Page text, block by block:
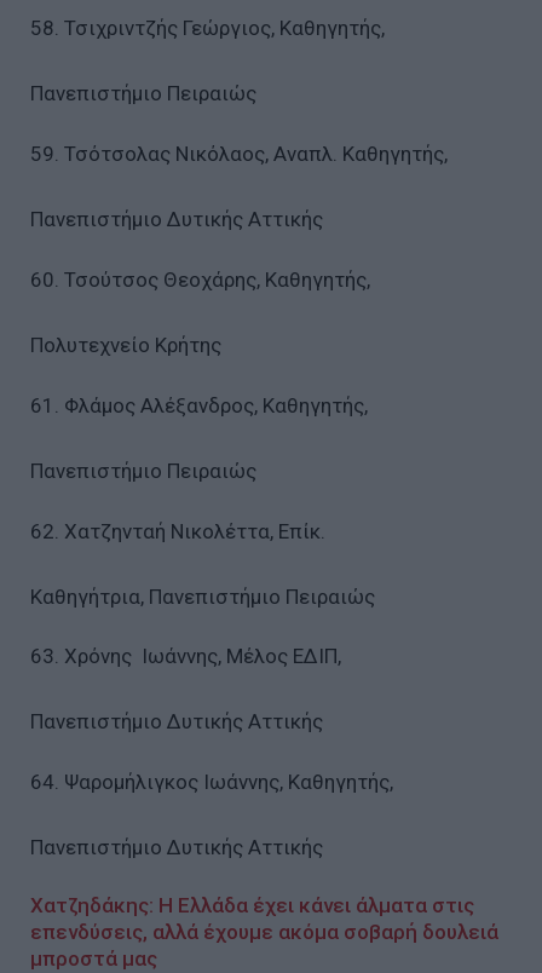
58. Τσιχριντζής Γεώργιος, Καθηγητής,
Πανεπιστήμιο Πειραιώς
59. Τσότσολας Νικόλαος, Αναπλ. Καθηγητής,
Πανεπιστήμιο Δυτικής Αττικής
60. Τσούτσος Θεοχάρης, Καθηγητής,
Πολυτεχνείο Κρήτης
61. Φλάμος Αλέξανδρος, Καθηγητής,
Πανεπιστήμιο Πειραιώς
62. Χατζηνταή Νικολέττα, Επίκ.
Καθηγήτρια, Πανεπιστήμιο Πειραιώς
63. Χρόνης Ιωάννης, Μέλος ΕΔΙΠ,
Πανεπιστήμιο Δυτικής Αττικής
64. Ψαρομήλιγκος Ιωάννης, Καθηγητής,
Πανεπιστήμιο Δυτικής Αττικής
Χατζηδάκης: Η Ελλάδα έχει κάνει άλματα στις
επενδύσεις, αλλά έχουμε ακόμα σοβαρή δουλειά
μπροστά μας